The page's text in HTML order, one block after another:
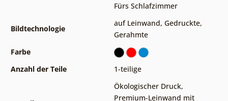
Fürs Schlafzimmer
Bildtechnologie
auf Leinwand, Gedruckte,
Gerahmte
Farbe
Anzahl der Teile
1-teilige
Ökologischer Druck,
Premium-Leinwand mit